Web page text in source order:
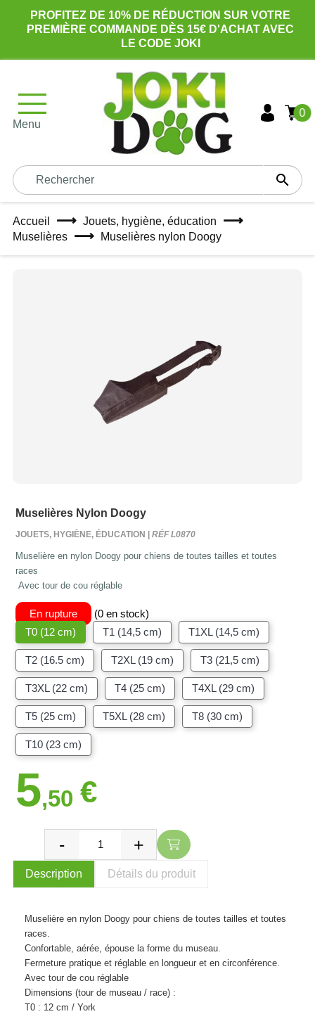
PROFITEZ DE 10% DE RÉDUCTION SUR VOTRE
PREMIÈRE COMMANDE DÈS 15€ D'ACHAT AVEC
LE CODE JOKI
Menu

0
Accueil
Jouets, hygiène, éducation
Muselières
Muselières nylon Doogy
Muselières Nylon Doogy
JOUETS, HYGIÈNE, ÉDUCATION | RÉF L0870
Muselière en nylon Doogy pour chiens de toutes tailles et toutes
races
Avec tour de cou réglable
En rupture
(0 en stock)
T0 (12 cm)
T1 (14,5 cm) T1XL (14,5 cm)
T2 (16.5 cm) T2XL (19 cm) T3 (21,5 cm)
T3XL (22 cm) T4 (25 cm) T4XL (29 cm)
T5 (25 cm) T5XL (28 cm) T8 (30 cm)
T10 (23 cm)
5,50 €
Description Détails du produit
Muselière en nylon Doogy pour chiens de toutes tailles et toutes
races.
Confortable, aérée, épouse la forme du museau.
Fermeture pratique et réglable en longueur et en circonférence.
Avec tour de cou réglable
Dimensions (tour de museau / race) :
T0 : 12 cm / York